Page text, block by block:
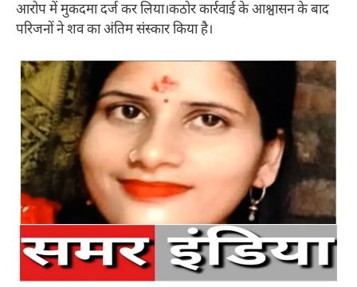
आरोप में मुकदमा दर्ज कर लिया।कठोर कार्रवाई के आश्वासन के बाद
परिजनों ने शव का अंतिम संस्कार किया है।